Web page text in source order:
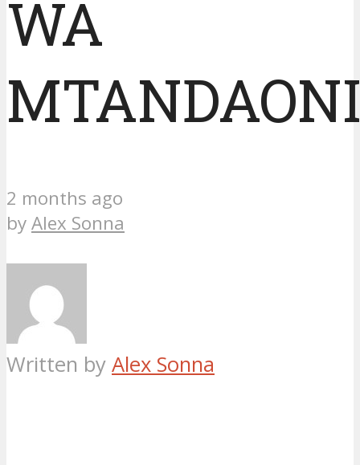
WA
2 months ago
byAlex Sonna
Written by Alex Sonna